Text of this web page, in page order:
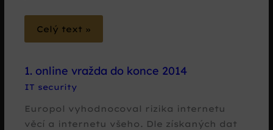
Celý text »
1. online vražda do konce 2014
IT security
Europol vyhodnocoval rizika internetu
věcí a internetu všeho. Dle získaných dat